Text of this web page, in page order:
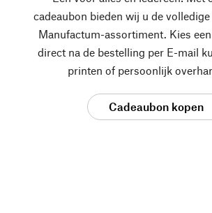
cadeaubon bieden wij u de
Manufactum-assortiment. Kies
direct na de bestelling per E-mail
printen of persoonlijk
Cadeaubon kopen